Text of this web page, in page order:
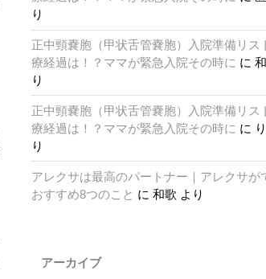
り
正中頸嚢胞（甲状舌管嚢胞）入院準備リス
療経過は！？ママが緊急入院その時に に
り
正中頸嚢胞（甲状舌管嚢胞）入院準備リス
療経過は！？ママが緊急入院その時に に
り
アレクサは最高のパートナー｜アレクサが
おすすめ8つのこと に 和歌 より
アーカイブ